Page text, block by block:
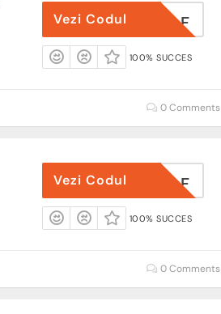
MATEX7AF
Vezi Codul
100% SUCCES
0 Comments
ARCFEBAF
Vezi Codul
100% SUCCES
0 Comments